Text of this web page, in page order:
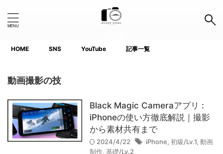
タグ
1.0インチ以下 APS-C Canon Fujifilm GoPro
iPhone Lightroom Nikon Photoshop
HOME SNS YouTube 記事一覧
動画撮影の技
Black Magic Cameraアプリ :
iPhoneの使い方徹底解説｜撮影
から素材共有まで
2024/4/22 iPhone, 初級/Lv.1, 動画
制作, 基礎/Lv.2